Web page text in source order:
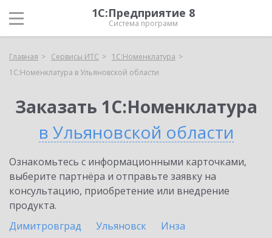
1С:Предприятие 8
Система программ
Главная Сервисы ИТС
1С:Номенклатура
1С:Номенклатура в Ульяновской области
Заказать 1С:Номенклатура
в Ульяновской области
Ознакомьтесь с информационными карточками,
выберите партнёра и отправьте заявку на
консультацию, приобретение или внедрение
продукта.
Димитровград
Ульяновск
Инза